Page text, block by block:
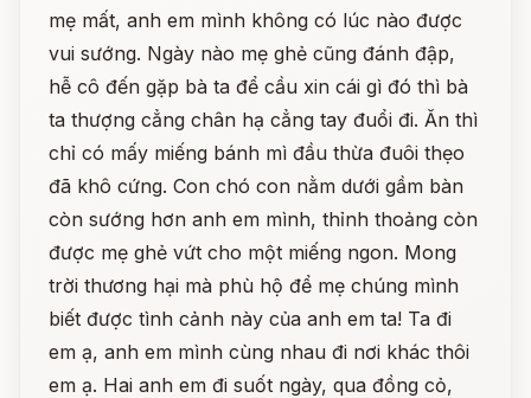
mẹ mất, anh em mình không có lúc nào được
vui sướng. Ngày nào mẹ ghẻ cũng đánh đập,
hễ cô đến gặp bà ta để cầu xin cái gì đó thì bà
ta thượng cẳng chân hạ cẳng tay đuổi đi. Ăn thì
chỉ có mấy miếng bánh mì đầu thừa đuôi thẹo
đã khô cứng. Con chó con nằm dưới gầm bàn
còn sướng hơn anh em mình, thỉnh thoảng còn
được mẹ ghẻ vứt cho một miếng ngon. Mong
trời thương hại mà phù hộ để mẹ chúng mình
biết được tình cảnh này của anh em ta! Ta đi
em ạ, anh em mình cùng nhau đi nơi khác thôi
em ạ. Hai anh em đi suốt ngày, qua đồng cỏ,